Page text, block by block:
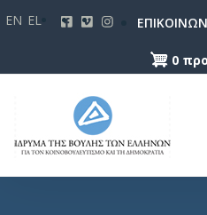
κυρίως
περιεχόμενο
EN EL
0